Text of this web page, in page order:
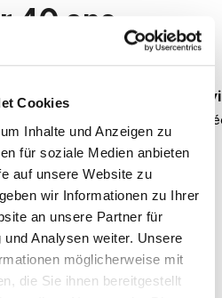
Cookies
Inhalte und Anzeigen zu
für soziale Medien anbieten
auf unsere Website zu
wir Informationen zu Ihrer
an unsere Partner für
Analysen weiter. Unsere
möglicherweise mit
die Sie ihnen bereitgestellt
40 ans